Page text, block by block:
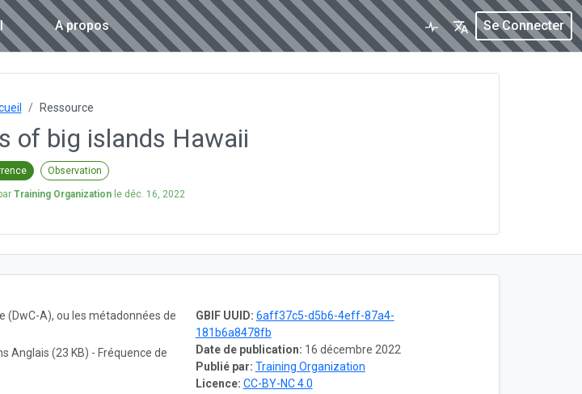
A propos Se Connecter
Ressource
of big islands Hawaii
Observation
Training Organization le déc. 16, 2022
GBIF UUID: 6aff37c5-d5b6-4eff-87a4-
181b6a8478fb
Date de publication: 16 décembre 2022
Publié par: Training Organization
Licence: CC-BY-NC 4.0
(DwC-A), ou les métadonnées de
Anglais (23 KB) - Fréquence de